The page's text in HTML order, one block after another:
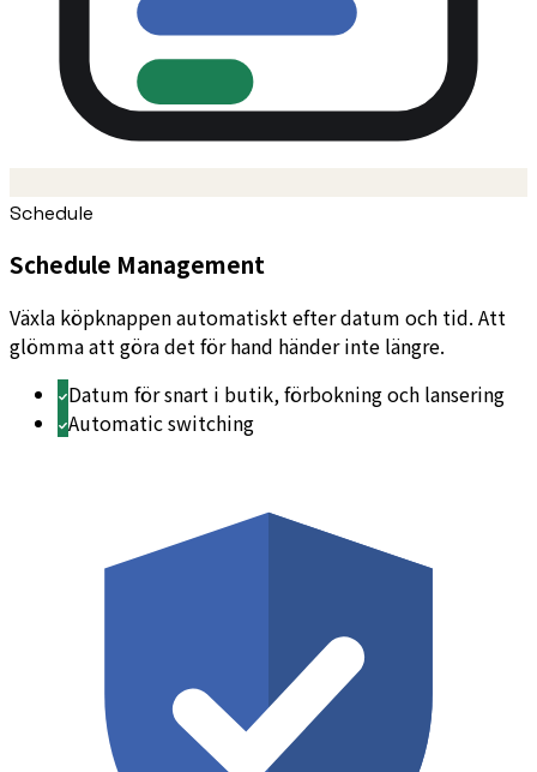
Schedule
Schedule Management
Växla köpknappen automatiskt efter datum och tid. Att
glömma att göra det för hand händer inte längre.
Datum för snart i butik, förbokning och lansering
Automatic switching